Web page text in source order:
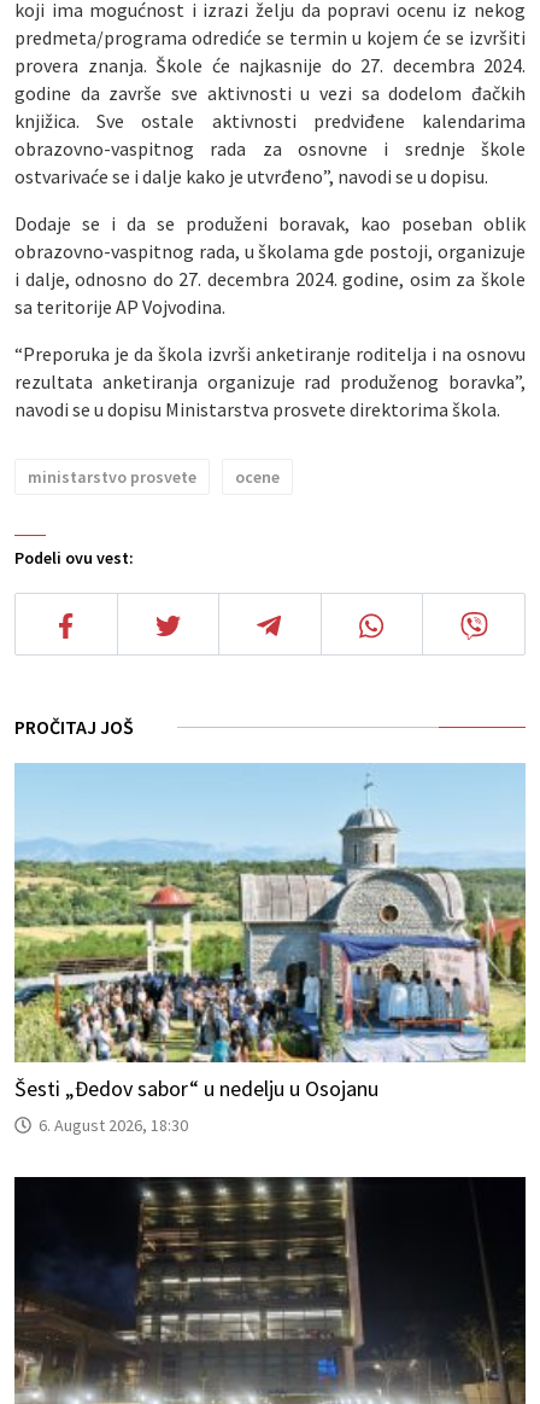
Podeli ovu vest:
koji ima mogućnost i izrazi želju da popravi ocenu iz nekog
predmeta/programa odrediće se termin u kojem će se izvršiti
provera znanja. Škole će najkasnije do 27. decembra 2024.
godine da završe sve aktivnosti u vezi sa dodelom đačkih
knjižica. Sve ostale aktivnosti predviđene kalendarima
obrazovno-vaspitnog rada za osnovne i srednje škole
ostvarivaće se i dalje kako je utvrđeno”, navodi se u dopisu.
Dodaje se i da se produženi boravak, kao poseban oblik
obrazovno-vaspitnog rada, u školama gde postoji, organizuje
i dalje, odnosno do 27. decembra 2024. godine, osim za škole
sa teritorije AP Vojvodina.
“Preporuka je da škola izvrši anketiranje roditelja i na osnovu
rezultata anketiranja organizuje rad produženog boravka”,
navodi se u dopisu Ministarstva prosvete direktorima škola.
ministarstvo prosvete ocene
PROČITAJ JOŠ
Šesti „Đedov sabor“ u nedelju u Osojanu
6. August 2026, 18:30